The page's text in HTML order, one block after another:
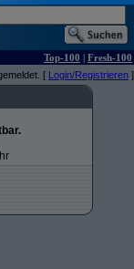
Top-100 | Fresh-100
[ Login/Registrieren ]